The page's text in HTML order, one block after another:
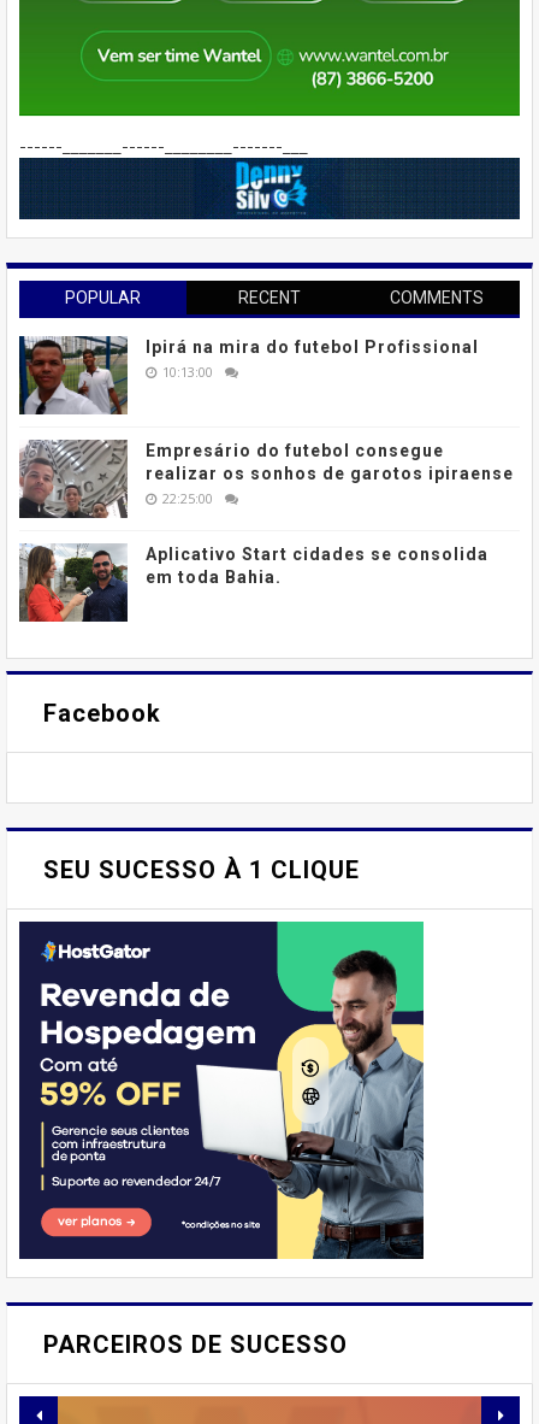
------_______------________-------___
POPULAR RECENT COMMENTS
Ipirá na mira do futebol Profissional
10:13:00
Empresário do futebol consegue
realizar os sonhos de garotos ipiraense
22:25:00
Aplicativo Start cidades se consolida
em toda Bahia.
Facebook
SEU SUCESSO À 1 CLIQUE
PARCEIROS DE SUCESSO
E AÍ, PESSOAL! VOCÊ JÁ
IMAGINOU PODER SABOREAR
REFEIÇÕES DELICIOSAS E
SAUDÁVEIS ​​SEM PERDER